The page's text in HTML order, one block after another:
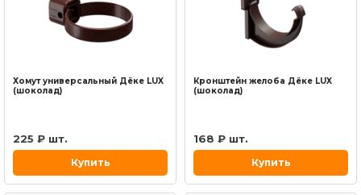
Хомут универсальный Дёке LUX
(шоколад)
225 ₽ шт.
Купить
Кронштейн желоба Дёке LUX
(шоколад)
168 ₽ шт.
Купить